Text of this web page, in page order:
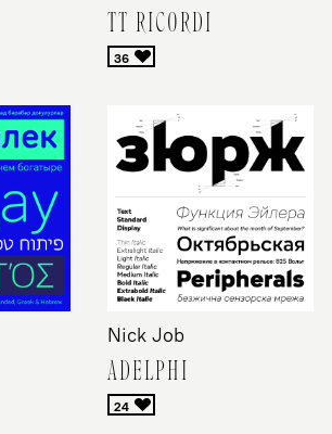
TT RICORDI
Nick Job
ADELPHI